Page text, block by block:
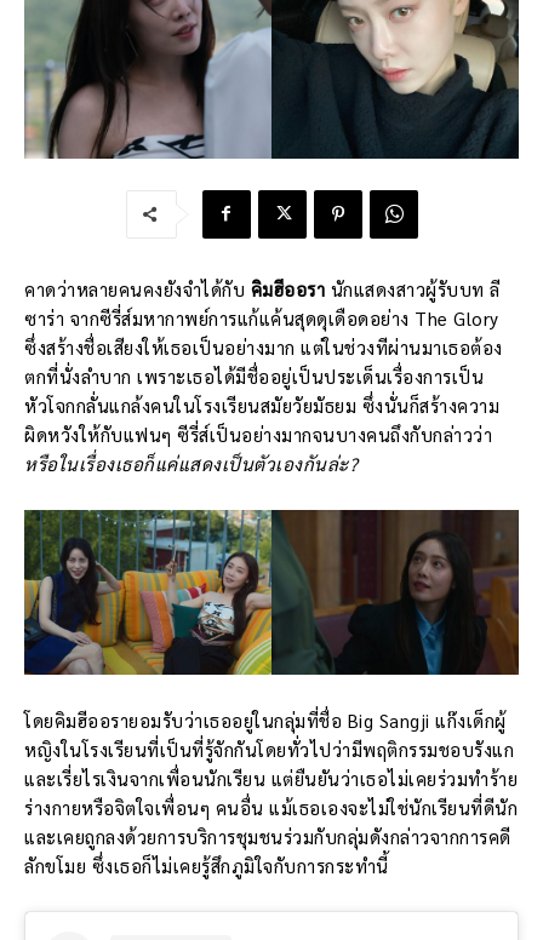
คาดว่าหลายคนคงยังจำได้กับ คิมฮีออรา นักแสดงสาวผู้รับบท ลี
ซาร่า จากซีรี่ส์มหากาพย์การแก้แค้นสุดดุเดือดอย่าง The Glory
ซึ่งสร้างชื่อเสียงให้เธอเป็นอย่างมาก แต่ในช่วงทีผ่านมาเธอต้อง
ตกที่นั่งลำบาก เพราะเธอได้มีชื่ออยู่เป็นประเด็นเรื่องการเป็น
หัวโจกกลั่นแกล้งคนในโรงเรียนสมัยวัยมัธยม ซึ่งนั่นก็สร้างความ
ผิดหวังให้กับแฟนๆ ซีรี่ส์เป็นอย่างมากจนบางคนถึงกับกล่าวว่า
หรือในเรื่องเธอก็แค่แสดงเป็นตัวเองกันล่ะ?
โดยคิมฮีออรายอมรับว่าเธออยู่ในกลุ่มที่ชื่อ Big Sangji แก๊งเด็กผู้
หญิงในโรงเรียนที่เป็นที่รู้จักกันโดยทั่วไปว่ามีพฤติกรรมชอบรังแก
และเรี่ยไรเงินจากเพื่อนนักเรียน แต่ยืนยันว่าเธอไม่เคยร่วมทำร้าย
ร่างกายหรือจิตใจเพื่อนๆ คนอื่น แม้เธอเองจะไม่ใช่นักเรียนที่ดีนัก
และเคยถูกลงด้วยการบริการชุมชนร่วมกับกลุ่มดังกล่าวจากการคดี
ลักขโมย ซึ่งเธอก็ไม่เคยรู้สึกภูมิใจกับการกระทำนี้